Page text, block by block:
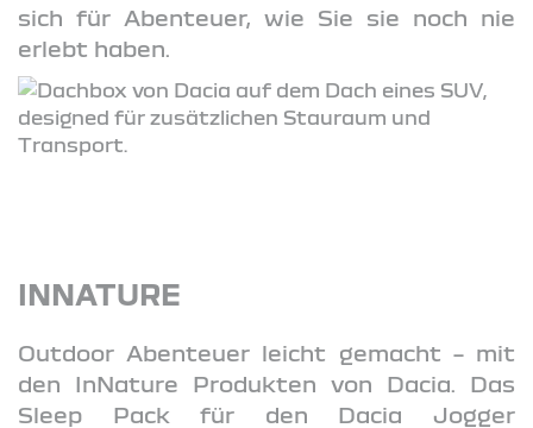
sich für Abenteuer, wie Sie sie noch nie
erlebt haben.
INNATURE
Outdoor Abenteuer leicht gemacht – mit
den InNature Produkten von Dacia. Das
Sleep Pack für den Dacia Jogger